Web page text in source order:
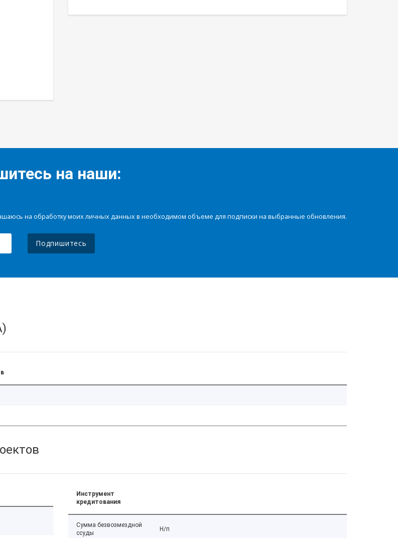
на наши:
на обработку моих личных данных в необходимом объеме для подписки на выбранные обновления.
Подпишитесь
Инструмент
кредитования
Сумма безвозмездной
ссуды
Н/п